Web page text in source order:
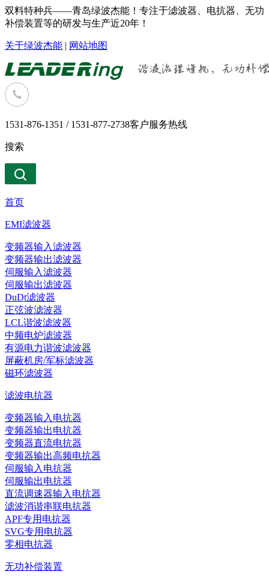
双料特种兵——青岛绿波杰能！专注于滤波器、电抗器、无功
补偿装置等的研发与生产近20年！
关于绿波杰能 | 网站地图
1531-876-1351 / 1531-877-2738客户服务热线
搜索
首页
EMI滤波器
变频器输入滤波器
变频器输出滤波器
伺服输入滤波器
伺服输出滤波器
DuDt滤波器
正弦波滤波器
LCL谐波滤波器
中频电炉滤波器
有源电力谐波滤波器
屏蔽机房/军标滤波器
磁环滤波器
滤波电抗器
变频器输入电抗器
变频器输出电抗器
变频器直流电抗器
变频器输出高频电抗器
伺服输入电抗器
伺服输出电抗器
直流调速器输入电抗器
滤波消谐串联电抗器
APF专用电抗器
SVG专用电抗器
零相电抗器
无功补偿装置